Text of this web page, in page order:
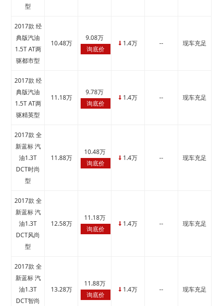
型
2017款 经
典版汽油
1.5T AT两
驱都市型
10.48万
9.08万
询底价
↓ 1.4万 -- 现车充足
2017款 经
典版汽油
1.5T AT两
驱精英型
11.18万
9.78万
询底价
↓ 1.4万 -- 现车充足
2017款 全
新蓝标 汽
油1.3T
DCT时尚
型
11.88万
10.48万
询底价
↓ 1.4万 -- 现车充足
2017款 全
新蓝标 汽
油1.3T
DCT风尚
型
12.58万
11.18万
询底价
↓ 1.4万 -- 现车充足
2017款 全
新蓝标 汽
油1.3T
DCT智尚
13.28万
11.88万
询底价
↓ 1.4万 -- 现车充足